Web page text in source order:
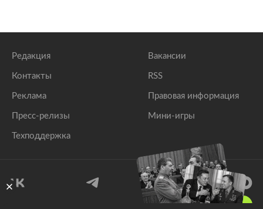
Редакция
Контакты
Реклама
Пресс-релизы
Техподдержка
Вакансии
RSS
Правовая информация
Мини-игры